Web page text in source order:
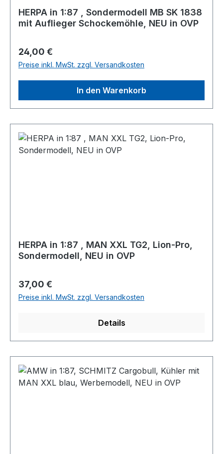
HERPA in 1:87 , Sondermodell MB SK 1838
mit Auflieger Schockemöhle, NEU in OVP
Regulärer Preis:
24,00 €
Preise inkl. MwSt. zzgl. Versandkosten
In den Warenkorb
HERPA in 1:87 , MAN XXL TG2, Lion-Pro,
Sondermodell, NEU in OVP
Regulärer Preis:
37,00 €
Preise inkl. MwSt. zzgl. Versandkosten
Details